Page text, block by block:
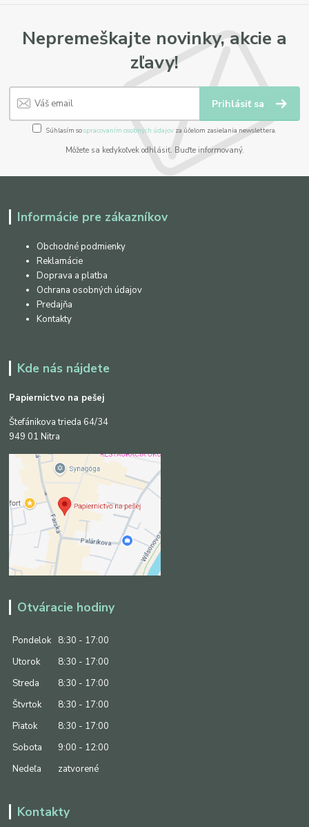
Nepremeškajte novinky, akcie a
zľavy!
Prihlásiť sa
Súhlasím sospracovaním osobných údajov za účelom zasielania newslettera.
Môžete sa kedykoľvek odhlásiť. Buďte informovaný.
Informácie pre zákazníkov
Obchodné podmienky
Reklamácie
Doprava a platba
Ochrana osobných údajov
Predajňa
Kontakty
Kde nás nájdete
Papiernictvo na pešej
Štefánikova trieda 64/34
949 01 Nitra
Otváracie hodiny
Pondelok
8:30 - 17:00
Utorok
8:30 - 17:00
Streda
8:30 - 17:00
Štvrtok
8:30 - 17:00
Piatok
8:30 - 17:00
Sobota
9:00 - 12:00
Nedeľa
zatvorené
Kontakty